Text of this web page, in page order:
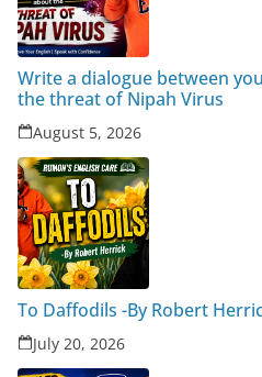
Write a dialogue between
the threat of Nipah Virus
August 5, 2026
To Daffodils -By Robert
July 20, 2026